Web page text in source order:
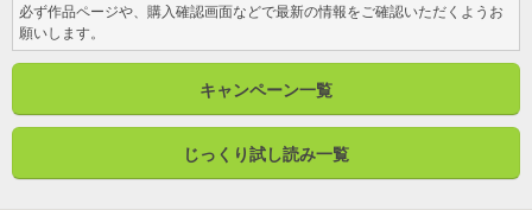
必ず作品ページや、購入確認画面などで最新の情報をご確認いただくようお
願いします。
キャンペーン一覧
じっくり試し読み一覧